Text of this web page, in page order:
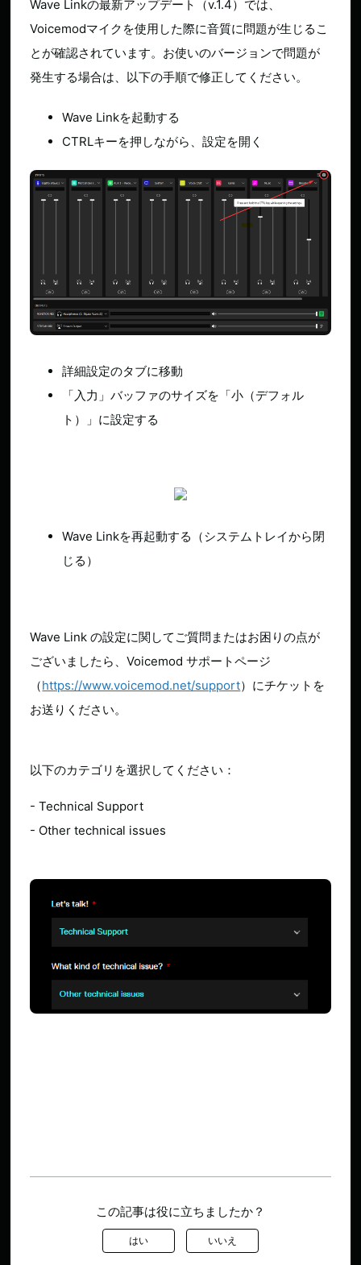
Wave Linkの最新アップデート（v.1.4）では、
Voicemodマイクを使用した際に音質に問題が生じるこ
とが確認されています。お使いのバージョンで問題が
発生する場合は、以下の手順で修正してください。
Wave Linkを起動する
CTRLキーを押しながら、設定を開く
詳細設定のタブに移動
「入力」バッファのサイズを「小（デフォル
ト）」に設定する
Wave Linkを再起動する（システムトレイから閉
じる）
Wave Link の設定に関してご質問またはお困りの点が
ございましたら、Voicemod サポートページ
（https://www.voicemod.net/support）にチケットを
お送りください。
以下のカテゴリを選択してください：
- Technical Support
- Other technical issues
この記事は役に立ちましたか？
はい いいえ